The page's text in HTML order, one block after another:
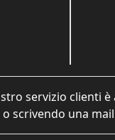
servizio clienti
o scrivendo una